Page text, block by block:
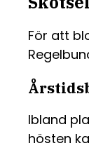
För att
Ibland
hösten